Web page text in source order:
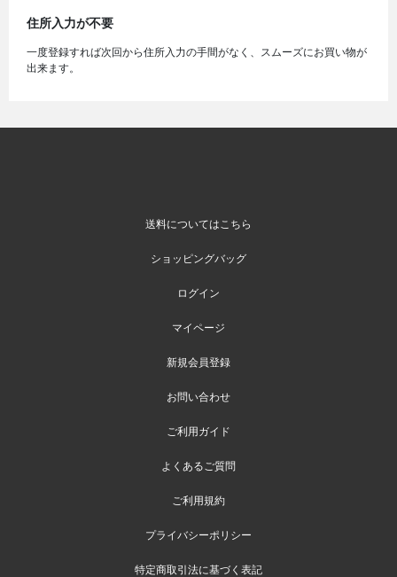
住所入力が不要
一度登録すれば次回から住所入力の手間がなく、スムーズにお買い物が
出来ます。
送料についてはこちら
ショッピングバッグ
ログイン
マイページ
新規会員登録
お問い合わせ
ご利用ガイド
よくあるご質問
ご利用規約
プライバシーポリシー
特定商取引法に基づく表記